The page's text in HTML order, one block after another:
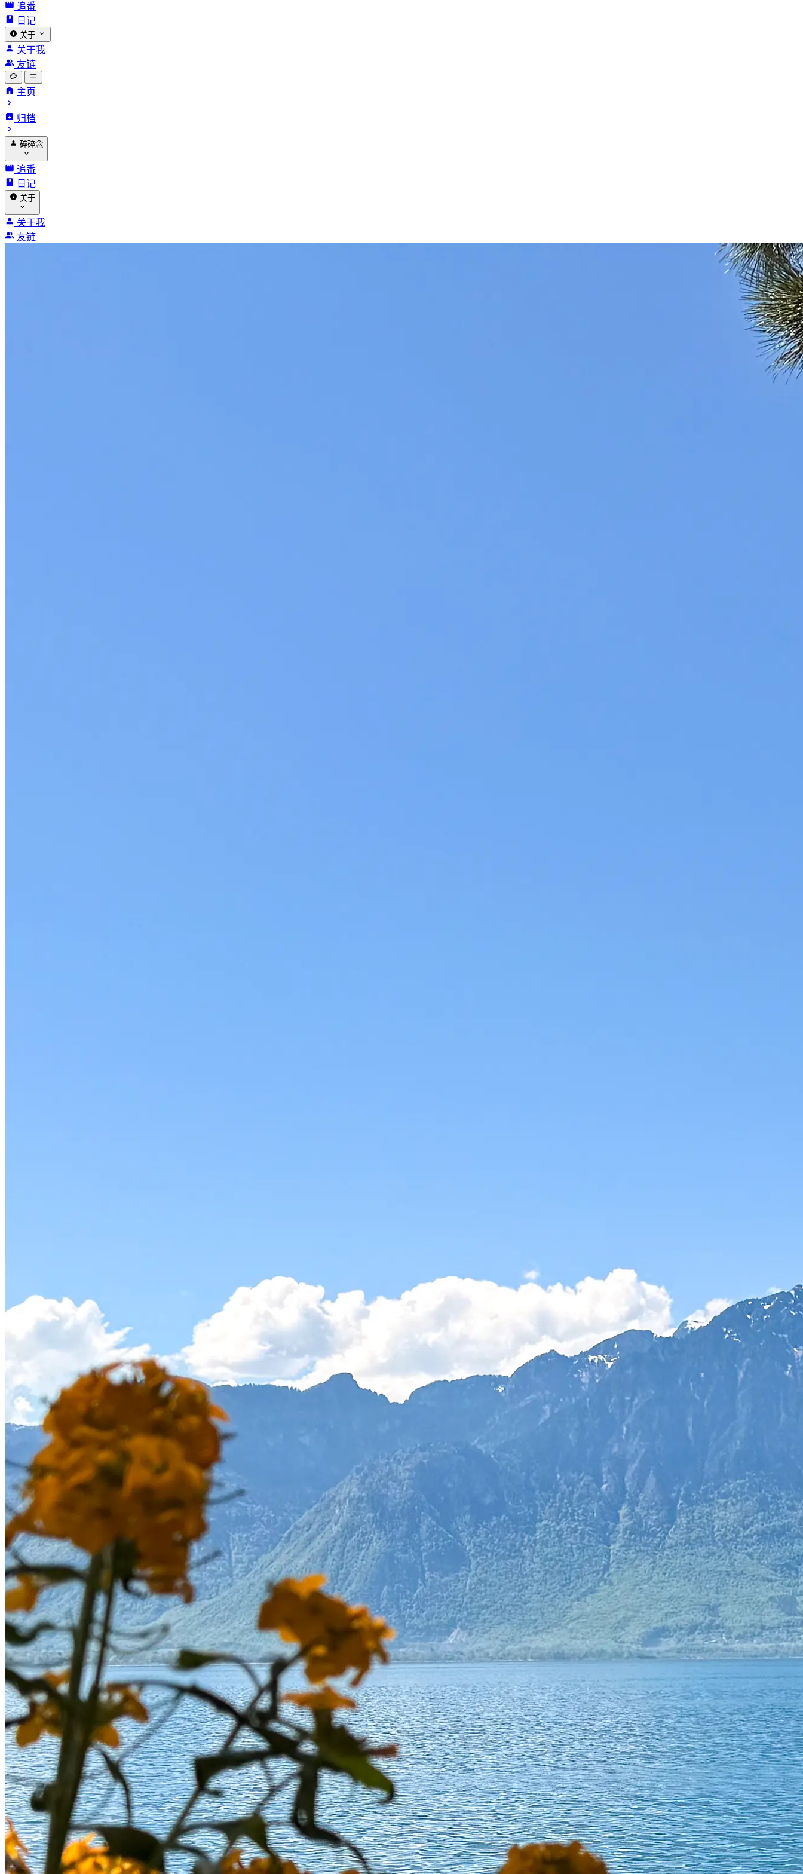
追番
日记
关于
关于我
友链
主页
归档
碎碎念
追番
日记
关于
关于我
友链